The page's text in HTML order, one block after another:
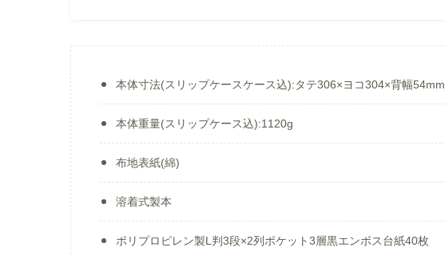
本体寸法(スリップケースケース込):タテ306×ヨコ304×背幅54mm
本体重量(スリップケース込):1120g
布地表紙(綿)
溶着式製本
ポリプロピレン製L判3段×2列ポケット3層黒エンボス台紙40枚